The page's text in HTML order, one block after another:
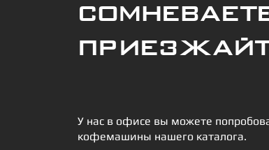
У нас в офисе вы можете
кофемашины нашего каталога.